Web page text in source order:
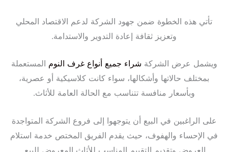
تأتي هذه الخطوة ضمن جهود الشركة لدعم الاقتصاد المحلي
وتعزيز ثقافة إعادة التدوير والاستدامة.
ويشمل عرض الشركة شراء جميع أنواع غرف النوم المستعملة
بمختلف حالاتها وأشكالها، سواء كانت كلاسيكية أو عصرية،
وبأسعار منافسة تتناسب مع الحالة العامة للأثاث.
على الراغبين في البيع أن يتوجهوا إلى فروع الشركة المتواجدة
في الإحساء والهفوف، حيث يقدم الفريق المختص خدمة استلام